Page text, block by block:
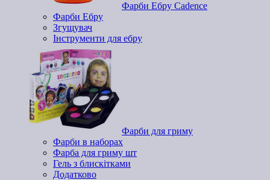
Фарби Ебру Cadence
Фарби Ебру
Згущувач
Інструменти для ебру
Фарби для гриму
Фарби в наборах
Фарба для гриму шт
Гель з блискітками
Додатково